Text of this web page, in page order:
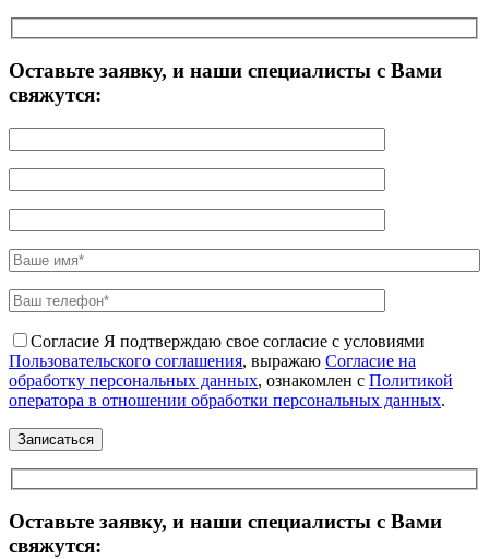
Оставьте заявку, и наши специалисты с Вами
свяжутся:
Согласие Я подтверждаю свое согласие с условиями
Пользовательского соглашения, выражаю Согласие на
обработку персональных данных, ознакомлен с Политикой
оператора в отношении обработки персональных данных.
Оставьте заявку, и наши специалисты с Вами
свяжутся: